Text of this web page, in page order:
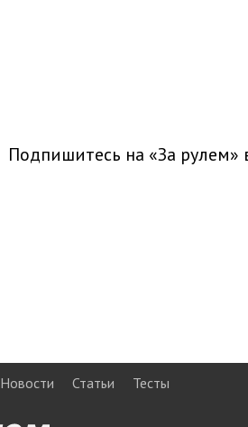
Подпишитесь на «За рулем»
Новости Статьи Тесты